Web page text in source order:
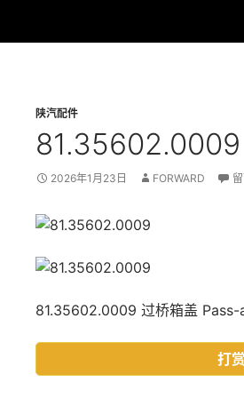
陕汽配件
81.35602.0009
2026年1月23日 FORWARD
81.35602.0009 过桥箱盖
打